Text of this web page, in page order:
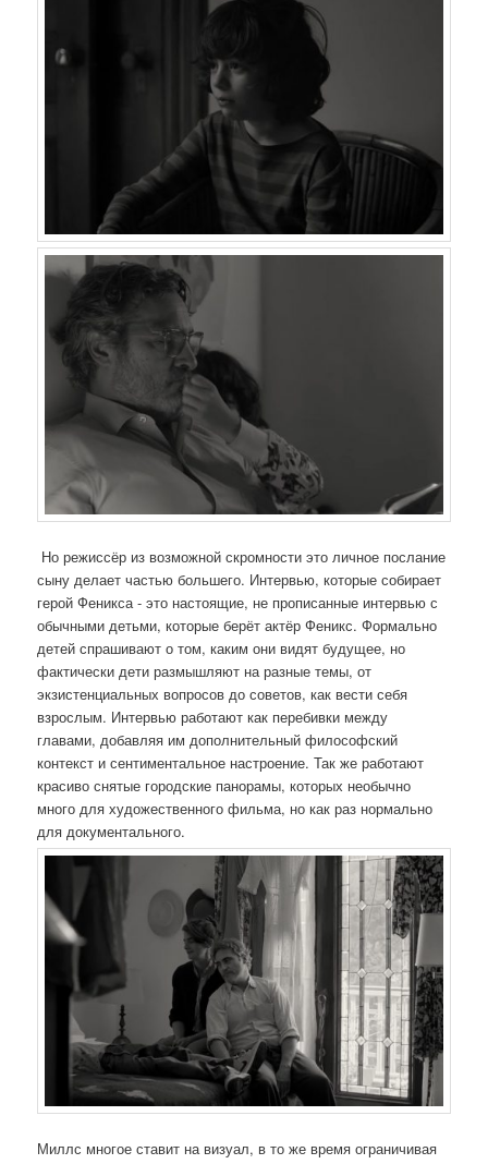
Но режиссёр из возможной скромности это личное послание
сыну делает частью большего. Интервью, которые собирает
герой Феникса - это настоящие, не прописанные интервью с
обычными детьми, которые берёт актёр Феникс. Формально
детей спрашивают о том, каким они видят будущее, но
фактически дети размышляют на разные темы, от
экзистенциальных вопросов до советов, как вести себя
взрослым. Интервью работают как перебивки между
главами, добавляя им дополнительный философский
контекст и сентиментальное настроение. Так же работают
красиво снятые городские панорамы, которых необычно
много для художественного фильма, но как раз нормально
для документального.
Миллс многое ставит на визуал, в то же время ограничивая